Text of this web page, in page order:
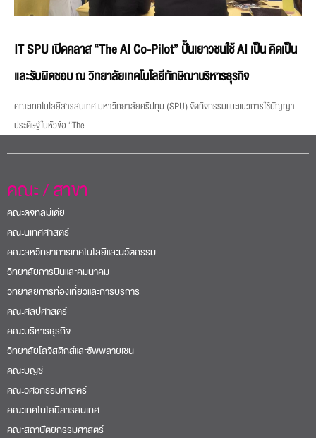
IT SPU เปิดคลาส “The AI Co-Pilot” ปั้นเยาวชนใช้ AI เป็น คิดเป็น
และรับผิดชอบ ณ วิทยาลัยเทคโนโลยีทักษิณาบริหารธุรกิจ
คณะเทคโนโลยีสารสนเทศ มหาวิทยาลัยศรีปทุม (SPU) จัดกิจกรรมแนะแนวการใช้ปัญญา
ประดิษฐ์ในหัวข้อ “The
คณะ / สาขา
คณะดิจิทัลมีเดีย
คณะนิเทศศาสตร์
คณะสหวิทยาการเทคโนโลยีและนวัตกรรม
วิทยาลัยการบินและคมนาคม
วิทยาลัยการท่องเที่ยวและการบริการ
คณะศิลปศาสตร์
คณะบริหารธุรกิจ
วิทยาลัยโลจิสติกส์และซัพพลายเชน
คณะบัญชี
คณะวิศวกรรมศาสตร์
คณะเทคโนโลยีสารสนเทศ
คณะสถาปัตยกรรมศาสตร์